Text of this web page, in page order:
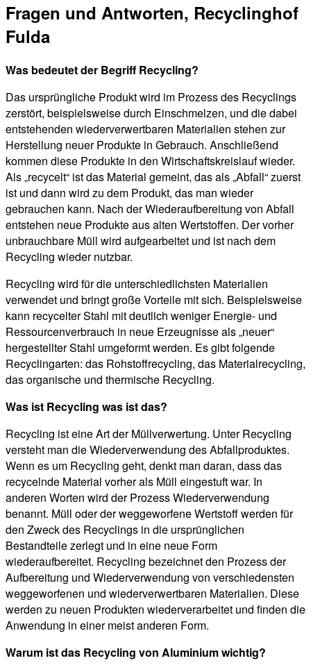
Fragen und Antworten, Recyclinghof
Fulda
Was bedeutet der Begriff Recycling?
Das ursprüngliche Produkt wird im Prozess des Recyclings
zerstört, beispielsweise durch Einschmelzen, und die dabei
entstehenden wiederverwertbaren Materialien stehen zur
Herstellung neuer Produkte in Gebrauch. Anschließend
kommen diese Produkte in den Wirtschaftskreislauf wieder.
Als „recycelt“ ist das Material gemeint, das als „Abfall“ zuerst
ist und dann wird zu dem Produkt, das man wieder
gebrauchen kann. Nach der Wiederaufbereitung von Abfall
entstehen neue Produkte aus alten Wertstoffen. Der vorher
unbrauchbare Müll wird aufgearbeitet und ist nach dem
Recycling wieder nutzbar.
Recycling wird für die unterschiedlichsten Materialien
verwendet und bringt große Vorteile mit sich. Beispielsweise
kann recycelter Stahl mit deutlich weniger Energie- und
Ressourcenverbrauch in neue Erzeugnisse als „neuer“
hergestellter Stahl umgeformt werden. Es gibt folgende
Recyclingarten: das Rohstoffrecycling, das Materialrecycling,
das organische und thermische Recycling.
Was ist Recycling was ist das?
Recycling ist eine Art der Müllverwertung. Unter Recycling
versteht man die Wiederverwendung des Abfallproduktes.
Wenn es um Recycling geht, denkt man daran, dass das
recycelnde Material vorher als Müll eingestuft war. In
anderen Worten wird der Prozess Wiederverwendung
benannt. Müll oder der weggeworfene Wertstoff werden für
den Zweck des Recyclings in die ursprünglichen
Bestandteile zerlegt und in eine neue Form
wiederaufbereitet. Recycling bezeichnet den Prozess der
Aufbereitung und Wiederverwendung von verschiedensten
weggeworfenen und wiederverwertbaren Materialien. Diese
werden zu neuen Produkten wiederverarbeitet und finden die
Anwendung in einer meist anderen Form.
Warum ist das Recycling von Aluminium wichtig?